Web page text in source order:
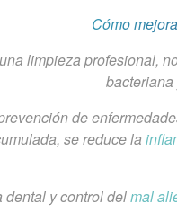
Cómo
limpieza profesional,
de
se reduce la
y control delmal